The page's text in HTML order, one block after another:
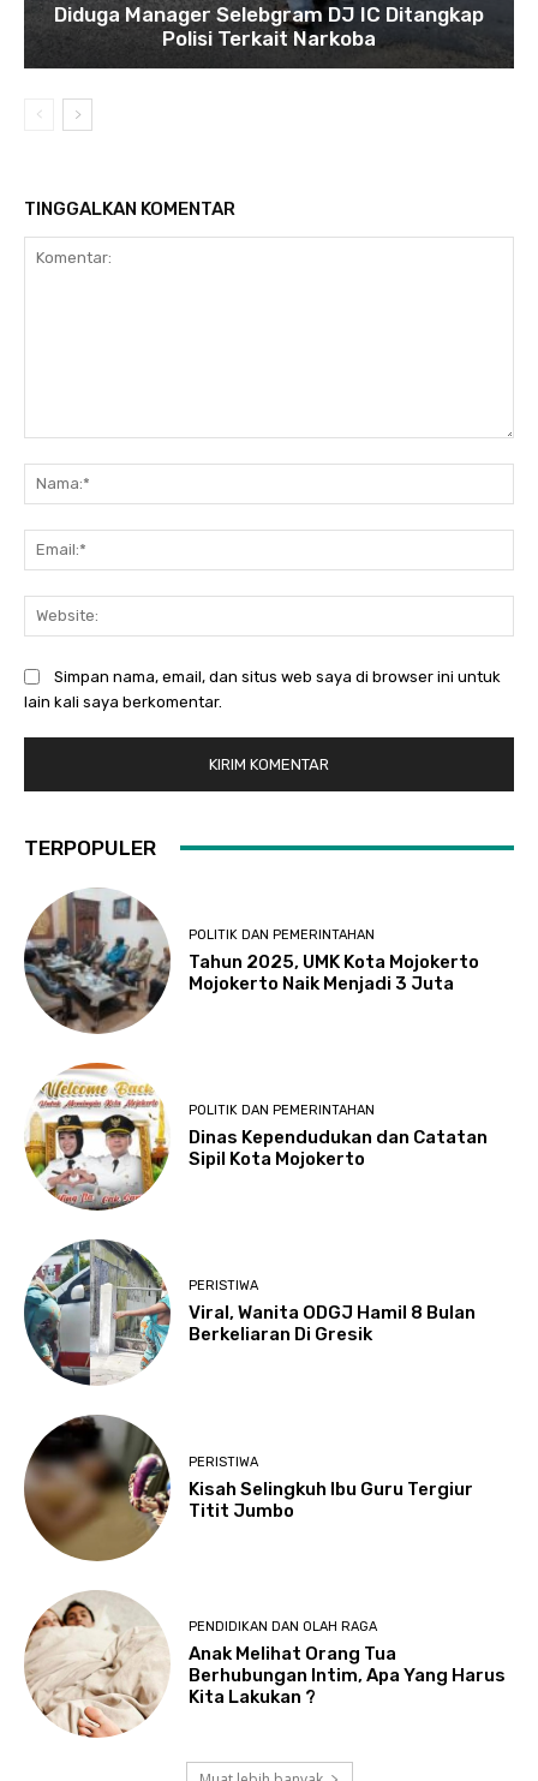
Diduga Manager Selebgram DJ IC Ditangkap
Polisi Terkait Narkoba
TINGGALKAN KOMENTAR
Simpan nama, email, dan situs web saya di browser ini untuk
lain kali saya berkomentar.
TERPOPULER
POLITIK DAN PEMERINTAHAN
Tahun 2025, UMK Kota Mojokerto
Mojokerto Naik Menjadi 3 Juta
POLITIK DAN PEMERINTAHAN
Dinas Kependudukan dan Catatan
Sipil Kota Mojokerto
PERISTIWA
Viral, Wanita ODGJ Hamil 8 Bulan
Berkeliaran Di Gresik
PERISTIWA
Kisah Selingkuh Ibu Guru Tergiur
Titit Jumbo
PENDIDIKAN DAN OLAH RAGA
Anak Melihat Orang Tua
Berhubungan Intim, Apa Yang Harus
Kita Lakukan ?